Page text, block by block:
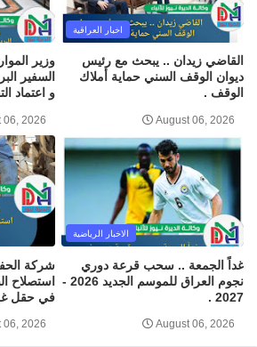
اخبار العراقية
القاضي زيدان .. يبحث مع رئيس
ديوان الوقف السني حماية أملاك
الوقف .
August 06, 2026
وزير
السفير
و اعتماد
06, 2026
الاخبار الرياضية
غداً الجمعة .. سحب قرعة دوري
نجوم العراق للموسم الجديد 2026 -
2027 .
August 06, 2026
شركة
في حقل
06, 2026